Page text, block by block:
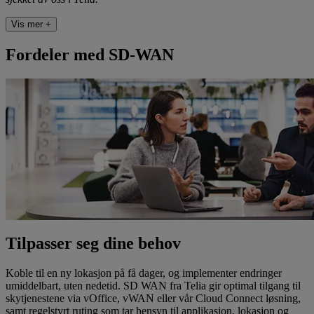
Vis mer +
Fordeler med SD-WAN
Tilpasser seg dine behov
Koble til en ny lokasjon på få dager, og implementer endringer
umiddelbart, uten nedetid. SD WAN fra Telia gir optimal tilgang til
skytjenestene via vOffice, vWAN eller vår Cloud Connect løsning,
samt regelstyrt ruting som tar hensyn til applikasjon, lokasjon og